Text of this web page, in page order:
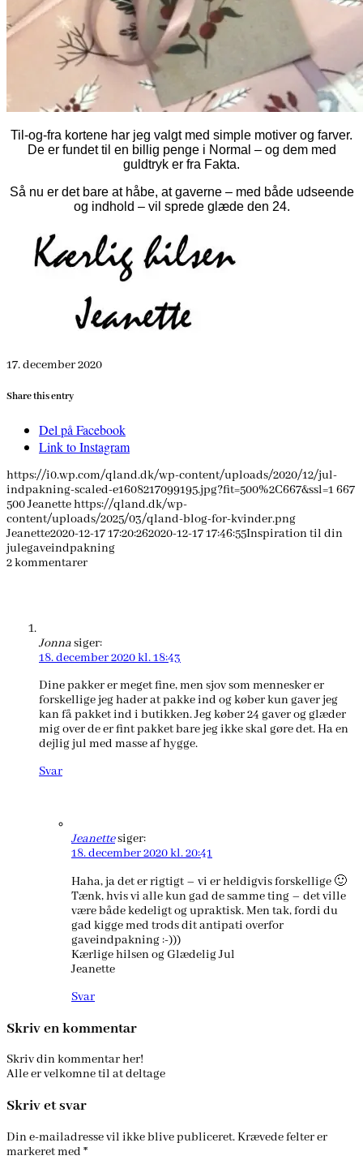
Til-og-fra kortene har jeg valgt med simple motiver og farver.
De er fundet til en billig penge i Normal – og dem med
guldtryk er fra Fakta.
Så nu er det bare at håbe, at gaverne – med både udseende
og indhold – vil sprede glæde den 24.
17. december 2020
Share this entry
Del på Facebook
Link to Instagram
https://i0.wp.com/qland.dk/wp-content/uploads/2020/12/jul-
indpakning-scaled-e1608217099195.jpg?fit=500%2C667&ssl=1 667
500Jeanettehttps://qland.dk/wp-
content/uploads/2025/03/qland-blog-for-kvinder.png
Jeanette2020-12-17 17:20:262020-12-17 17:46:55Inspiration til din
julegaveindpakning
2kommentarer
Jonnasiger:
18. december 2020 kl. 18:43
Dine pakker er meget fine, men sjov som mennesker er
forskellige jeg hader at pakke ind og køber kun gaver jeg
kan få pakket ind i butikken. Jeg køber 24 gaver og glæder
mig over de er fint pakket bare jeg ikke skal gøre det. Ha en
dejlig jul med masse af hygge.
Svar
Jeanettesiger:
18. december 2020 kl. 20:41
Haha, ja det er rigtigt – vi er heldigvis forskellige 🙂
Tænk, hvis vi alle kun gad de samme ting – det ville
være både kedeligt og upraktisk. Men tak, fordi du
gad kigge med trods dit antipati overfor
gaveindpakning :-)))
Kærlige hilsen og Glædelig Jul
Jeanette
Svar
Skriv en kommentar
Skriv din kommentar her!
Alle er velkomne til at deltage
Skriv et svar
Din e-mailadresse vil ikke blive publiceret.Krævede felter er
markeret med *